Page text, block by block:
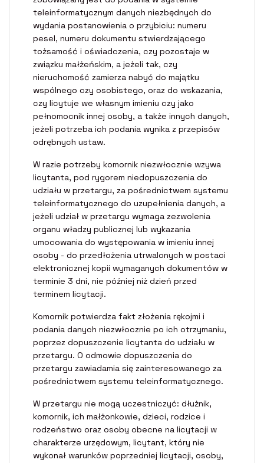
teleinformatycznym danych niezbędnych do
wydania postanowienia o przybiciu: numeru
pesel, numeru dokumentu stwierdzającego
tożsamość i oświadczenia, czy pozostaje w
związku małżeńskim, a jeżeli tak, czy
nieruchomość zamierza nabyć do majątku
wspólnego czy osobistego, oraz do wskazania,
czy licytuje we własnym imieniu czy jako
pełnomocnik innej osoby, a także innych danych,
jeżeli potrzeba ich podania wynika z przepisów
odrębnych ustaw.
W razie potrzeby komornik niezwłocznie wzywa
licytanta, pod rygorem niedopuszczenia do
udziału w przetargu, za pośrednictwem systemu
teleinformatycznego do uzupełnienia danych, a
jeżeli udział w przetargu wymaga zezwolenia
organu władzy publicznej lub wykazania
umocowania do występowania w imieniu innej
osoby - do przedłożenia utrwalonych w postaci
elektronicznej kopii wymaganych dokumentów w
terminie 3 dni, nie później niż dzień przed
terminem licytacji.
Komornik potwierdza fakt złożenia rękojmi i
podania danych niezwłocznie po ich otrzymaniu,
poprzez dopuszczenie licytanta do udziału w
przetargu. O odmowie dopuszczenia do
przetargu zawiadamia się zainteresowanego za
pośrednictwem systemu teleinformatycznego.
W przetargu nie mogą uczestniczyć: dłużnik,
komornik, ich małżonkowie, dzieci, rodzice i
rodzeństwo oraz osoby obecne na licytacji w
charakterze urzędowym, licytant, który nie
wykonał warunków poprzedniej licytacji, osoby,